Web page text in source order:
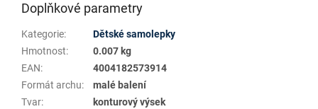
Doplňkové parametry
Kategorie:
Dětské samolepky
Hmotnost:
0.007 kg
EAN:
4004182573914
Formát archu:
malé balení
Tvar:
konturový výsek